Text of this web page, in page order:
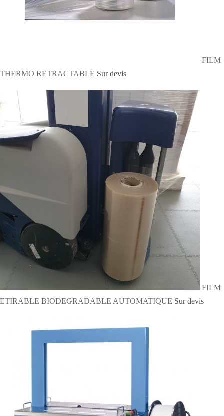
FILM
THERMO RETRACTABLE Sur devis
FILM
ETIRABLE BIODEGRADABLE AUTOMATIQUE Sur devis